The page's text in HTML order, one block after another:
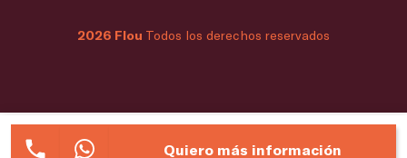
2026 Flou Todos los derechos reservados
Quiero más información